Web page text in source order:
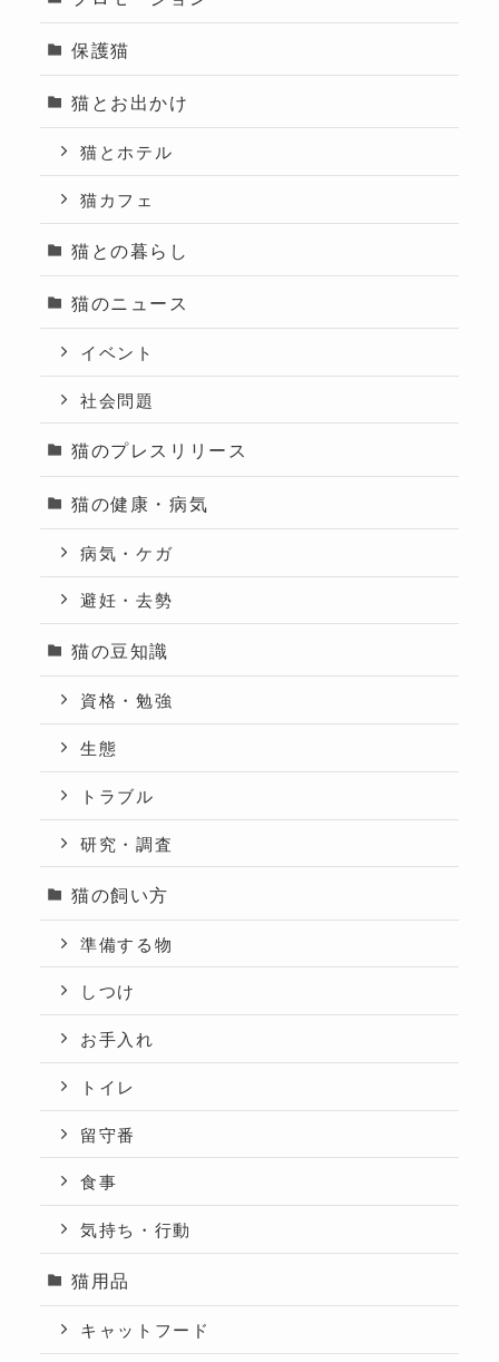
保護猫
猫とお出かけ
猫とホテル
猫カフェ
猫との暮らし
猫のニュース
イベント
社会問題
猫のプレスリリース
猫の健康・病気
病気・ケガ
避妊・去勢
猫の豆知識
資格・勉強
生態
トラブル
研究・調査
猫の飼い方
準備する物
しつけ
お手入れ
トイレ
留守番
食事
気持ち・行動
猫用品
キャットフード